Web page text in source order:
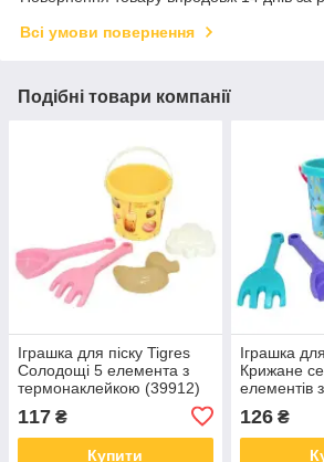
Всі умови повернення
Подібні товари компанії
Іграшка для піску Tigres
Солодощі 5 елемента з
термонаклейкою (39912)
117 ₴
Купити
Іграшка
Крижане
елементів з
126₴